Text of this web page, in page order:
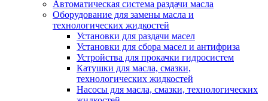
Автоматическая система раздачи масла
Оборудование для замены масла и
технологических жидкостей
Установки для раздачи масел
Установки для сбора масел и антифриза
Устройства для прокачки гидросистем
Катушки для масла, смазки,
технологических жидкостей
Насосы для масла, смазки, технологических